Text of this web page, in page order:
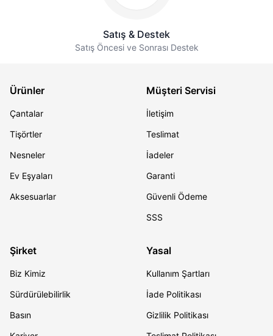
Satış & Destek
Satış Öncesi ve Sonrası Destek
Ürünler
Çantalar
Tişörtler
Nesneler
Ev Eşyaları
Aksesuarlar
Müşteri Servisi
İletişim
Teslimat
İadeler
Garanti
Güvenli Ödeme
SSS
Şirket
Biz Kimiz
Sürdürülebilirlik
Basın
Yasal
Kullanım Şartları
İade Politikası
Gizlilik Politikası